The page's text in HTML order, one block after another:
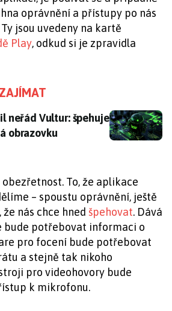
oprávnění a přístupy po nás
jsou uvedeny na kartě
Play, odkud si je zpravidla
neřád Vultur: špehuje uživatele
neřád Vultur: špehuje
obrazovku
To, že aplikace
– spoustu oprávnění, ještě
nás chce hned špehovat. Dává
bude potřebovat informaci o
pro focení bude potřebovat
a stejně tak nikoho
pro videohovory bude
k mikrofonu.